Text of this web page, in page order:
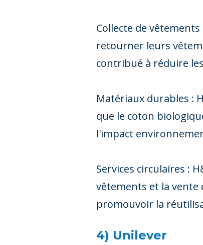
Collecte de
retourner leurs
contribué à réduire
Matériaux durables :
que le coton
l'impact
Services circulaires :
vêtements et la vente
promouvoir la
4) Unilever